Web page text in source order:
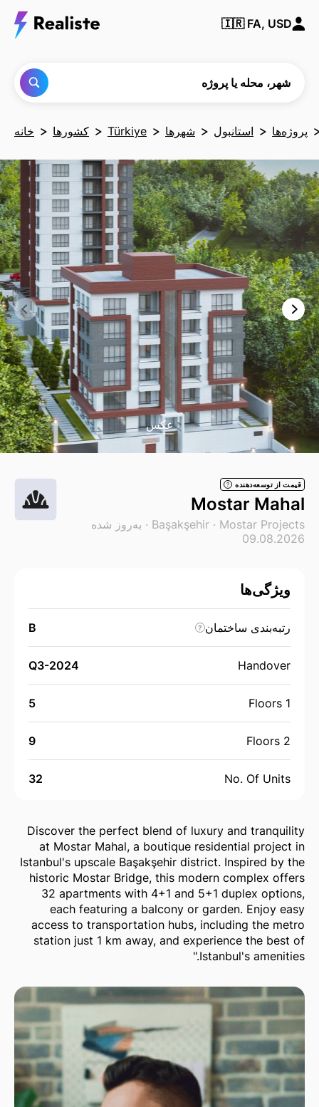
🇮🇷 FA, USD
شهر، محله یا پروژه
خانه کشورها Türkiye شهرها استانبول پروژه‌ها
عکس
قیمت از توسعه‌دهنده ?
Mostar Mahal
Başakşehir · Mostar Projects
· به‌روز شده
09.08.2026
ویژگی‌ها
رتبه‌بندی ساختمان ?
B
Handover
Q3-2024
Floors 1
5
Floors 2
9
No. Of Units
32
Discover the perfect blend of luxury and tranquility
at Mostar Mahal, a boutique residential project in
Istanbul's upscale Başakşehir district. Inspired by the
historic Mostar Bridge, this modern complex offers
32 apartments with 4+1 and 5+1 duplex options,
each featuring a balcony or garden. Enjoy easy
access to transportation hubs, including the metro
station just 1 km away, and experience the best of
Istanbul's amenities."